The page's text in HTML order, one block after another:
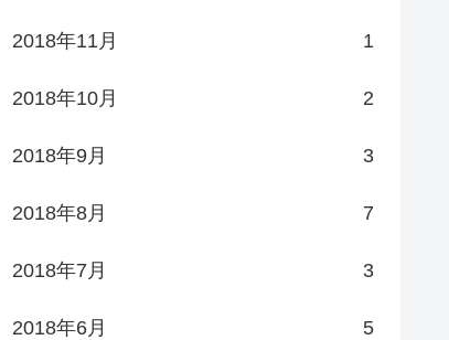
2018年11月 1
2018年10月 2
2018年9月 3
2018年8月 7
2018年7月 3
2018年6月 5